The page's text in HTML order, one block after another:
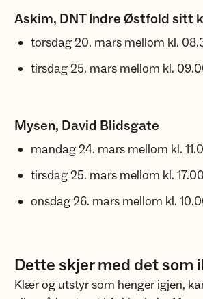
Askim, DNT Indre Østfold sitt
torsdag 20. mars mellom kl.
tirsdag 25. mars mellom kl.
Mysen, David Blidsgate
mandag 24. mars mellom kl.
tirsdag 25. mars mellom kl.
onsdag 26. mars mellom kl.
Dette skjer med det som
Klær og utstyr som henger igjen,